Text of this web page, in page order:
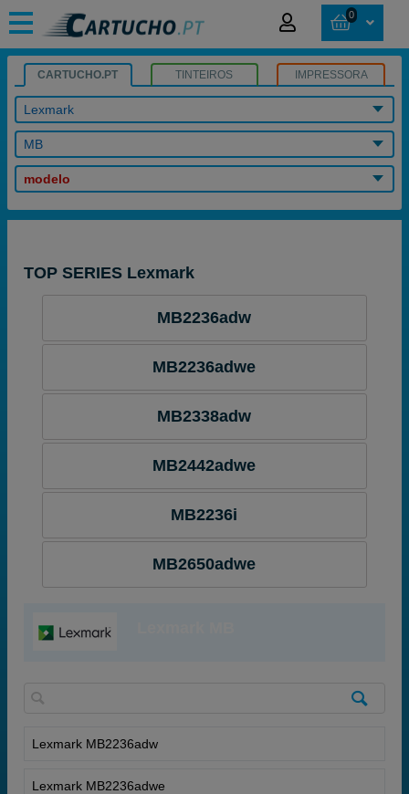
0
CARTUCHO.PT TINTEIROS IMPRESSORA
Lexmark
MB
modelo
TOP SERIES Lexmark
MB2236adw
MB2236adwe
MB2338adw
MB2442adwe
MB2236i
MB2650adwe
Lexmark MB2236adw
Lexmark MB2236adwe